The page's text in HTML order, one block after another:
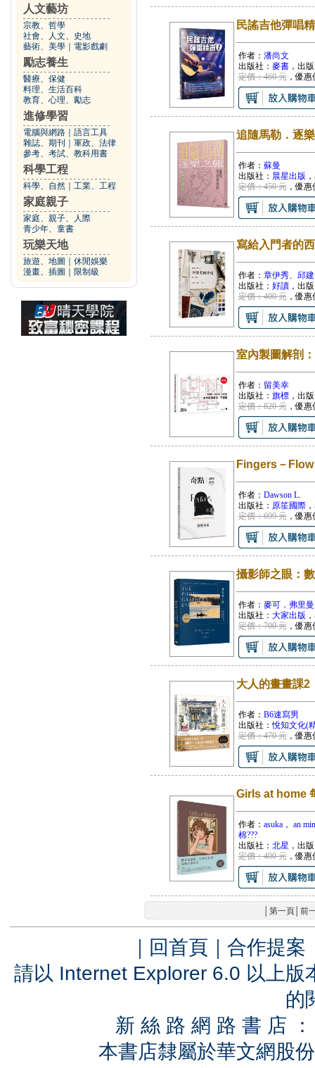
人文藝坊
宗教、哲學
社會、人文、史地
藝術、美學
電影戲劇
勵志養生
醫療、保健
料理、生活百科
教育、心理、勵志
進修學習
電腦與網路
語言工具
雜誌、期刊
軍政、法律
參考、考試、教科用書
科學工程
科學、自然 工業、工程
家庭親子
家庭、親子、人際
青少年、童書
玩樂天地
旅遊、地圖
休閒娛樂
漫畫、插圖
限制級
民謠吉他彈唱
作者： 潘尚文
出版社： 麥書，出
定價：460 元，優惠
追隨馬勒．逐
作者： 蘇曼
出版社： 晨星出版
定價：450 元，優惠
寫給入門者的
作者： 章伊秀、邱
出版社： 好讀，出
定價：400 元，優惠
室內製圖解剖
作者： 留美幸
出版社： 旗標，出
定價：820 元，優惠
Fingers－Flow
作者： Dawson L.
出版社： 原笙國際
定價：699 元，優惠
攝影師之眼：
作者： 麥可．弗里曼
出版社： 大家出版
定價：700 元，優惠
大人的畫畫課
作者： B6速寫男
出版社：悅知文化(
定價：470 元，優惠
Girls at home
作者： asuka， an
棉???
出版社： 北星 ，出
定價：400 元，優惠
第一頁│ 前
｜ 回首頁 ｜ 合作提案
請以 Internet Explorer 6.0 以上
的
新 絲 路 網 路 書 店
本書店隸屬於華文網股